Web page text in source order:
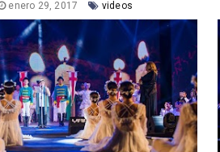
enero 29, 2017 videos